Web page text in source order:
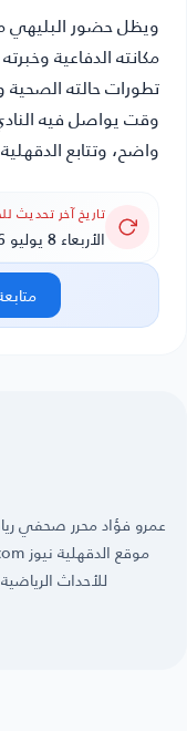
ويظل حضور البليهي
مكانته الدفاعية
تطورات حالته الصحية
وقت يواصل فيه
واضح، وتتابع
تاريخ آخر تحديث
الأربعاء 8 يوليو 2026 - 10:35 صباحًا
عمرو فؤاد ‏محرر صحفي
للأحداث